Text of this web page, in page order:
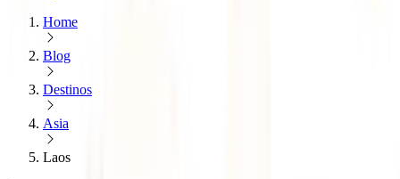
Home
Blog
Destinos
Asia
Laos